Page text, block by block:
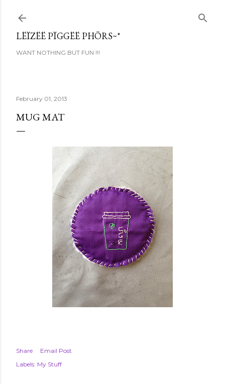
LËÏZËË PÏGGËË PHÖRS~*
WANT NOTHING BUT FUN !!!
February 01, 2013
MUG MAT
Share
Email Post
Labels: My Stuff